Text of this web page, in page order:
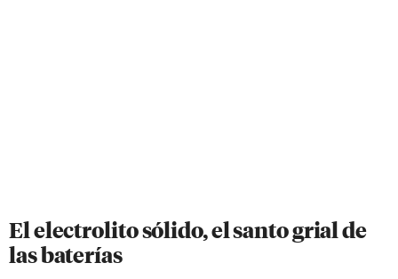
El electrolito sólido, el santo grial de
las baterías